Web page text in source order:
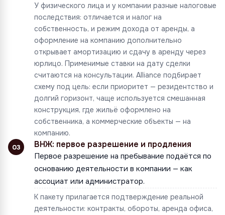
У физического лица и у компании разные налоговые
последствия: отличается и налог на
собственность, и режим дохода от аренды, а
оформление на компанию дополнительно
открывает амортизацию и сдачу в аренду через
юрлицо. Применимые ставки на дату сделки
считаются на консультации. Alliance подбирает
схему под цель: если приоритет — резидентство и
долгий горизонт, чаще используется смешанная
конструкция, где жильё оформлено на
собственника, а коммерческие объекты — на
компанию.
03 ВНЖ: первое разрешение и продления
Первое разрешение на пребывание подаётся по
основанию деятельности в компании — как
ассоциат или администратор.
К пакету прилагается подтверждение реальной
деятельности: контракты, обороты, аренда офиса,